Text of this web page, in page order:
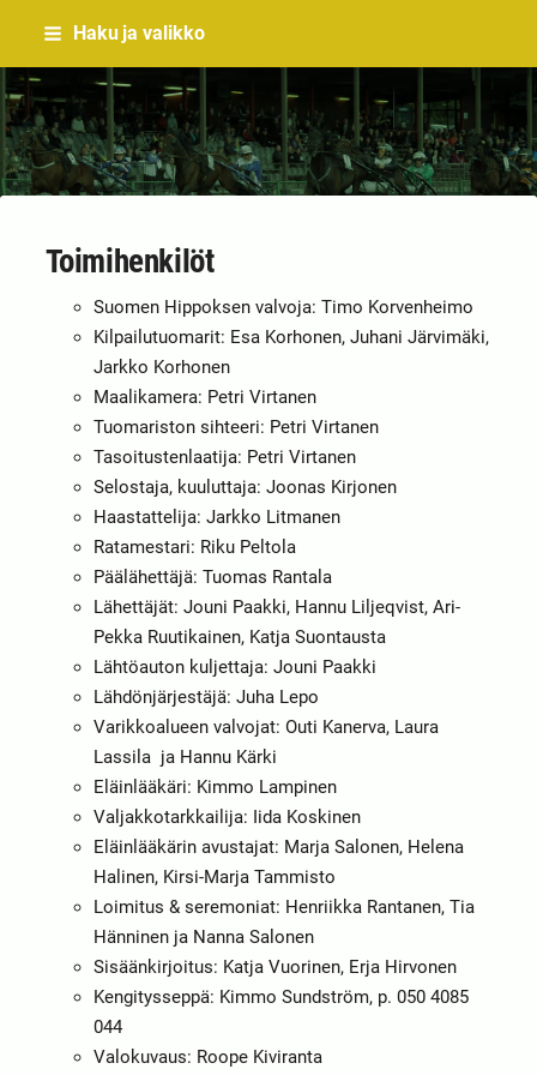
Siirry
sisältöön
Haku ja valikko
Sivuston etusivulle
Toimihenkilöt
Suomen Hippoksen valvoja: Timo Korvenheimo
Kilpailutuomarit: Esa Korhonen, Juhani Järvimäki,
Jarkko Korhonen
Maalikamera: Petri Virtanen
Tuomariston sihteeri: Petri Virtanen
Tasoitustenlaatija: Petri Virtanen
Selostaja, kuuluttaja: Joonas Kirjonen
Haastattelija: Jarkko Litmanen
Ratamestari: Riku Peltola
Päälähettäjä: Tuomas Rantala
Lähettäjät: Jouni Paakki, Hannu Liljeqvist, Ari-
Pekka Ruutikainen, Katja Suontausta
Lähtöauton kuljettaja: Jouni Paakki
Lähdönjärjestäjä: Juha Lepo
Varikkoalueen valvojat: Outi Kanerva, Laura
Lassila ja Hannu Kärki
Eläinlääkäri: Kimmo Lampinen
Valjakkotarkkailija: Iida Koskinen
Eläinlääkärin avustajat: Marja Salonen, Helena
Halinen, Kirsi-Marja Tammisto
Loimitus & seremoniat: Henriikka Rantanen, Tia
Hänninen ja Nanna Salonen
Sisäänkirjoitus: Katja Vuorinen, Erja Hirvonen
Kengitysseppä: Kimmo Sundström, p. 050 4085
044
Valokuvaus: Roope Kiviranta